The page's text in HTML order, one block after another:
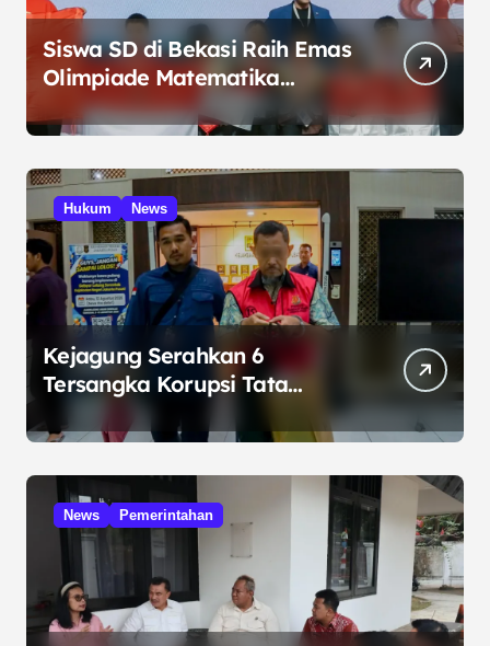
Siswa SD di Bekasi Raih Emas
Olimpiade Matematika
Internasional di Malaysia
Hukum News
Kejagung Serahkan 6
Tersangka Korupsi Tata
Kelola Minyak ke Penuntut
Umum
News Pemerintahan